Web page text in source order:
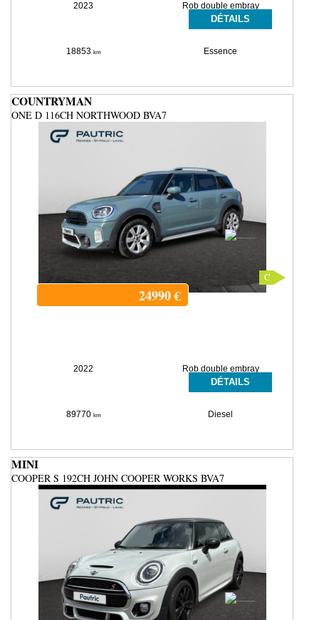
2023 Rob double embray
18853 km Essence
DÉTAILS
COUNTRYMAN
ONE D 116CH NORTHWOOD BVA7
C
2022 Rob double embray
89770 km Diesel
24990€
DÉTAILS
MINI
COOPER S 192CH JOHN COOPER WORKS BVA7